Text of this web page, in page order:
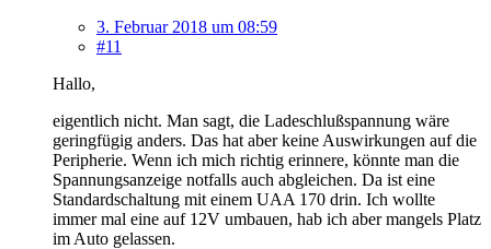
3. Februar 2018 um 08:59
#11
Hallo,
eigentlich nicht. Man sagt, die Ladeschlußspannung wäre
geringfügig anders. Das hat aber keine Auswirkungen auf die
Peripherie. Wenn ich mich richtig erinnere, könnte man die
Spannungsanzeige notfalls auch abgleichen. Da ist eine
Standardschaltung mit einem UAA 170 drin. Ich wollte
immer mal eine auf 12V umbauen, hab ich aber mangels Platz
im Auto gelassen.